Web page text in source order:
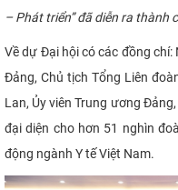
KHOA HỌC CÔNG
HTQT
CỰU NGƯỜI HỌC
– Phát triển” đã diễn ra thành
Về dự Đại hội có các đồng chí:
Đảng, Chủ tịch Tổng Liên
Lan, Ủy viên Trung ương
đại diện cho hơn 51 nghìn
động ngành Y tế Việt Nam.